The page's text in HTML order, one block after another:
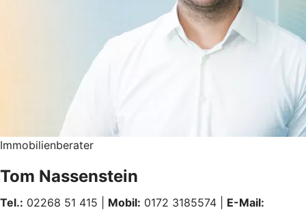
Immobilienberater
Tom Nassenstein
Tel.: 02268 51 415 | Mobil: 0172 3185574 | E-Mail: